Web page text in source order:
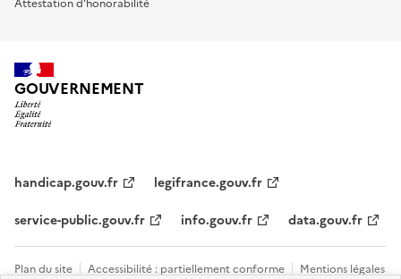
GOUVERNEMENT
handicap.gouv.fr
legifrance.gouv.fr
service-public.gouv.fr
info.gouv.fr data.gouv.fr
Plan du site Accessibilité : partiellement conforme
Mentions légales